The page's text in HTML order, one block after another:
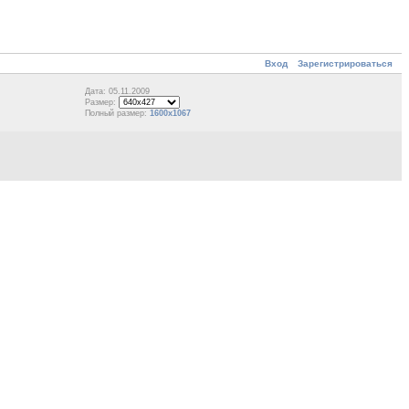
Вход Зарегистрироваться
Дата: 05.11.2009
Размер:
Полный размер: 1600x1067